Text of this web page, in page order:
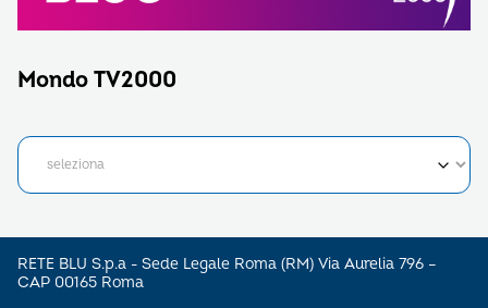
Mondo TV2000
RETE BLU S.p.a - Sede Legale Roma (RM) Via Aurelia 796 –
CAP 00165 Roma